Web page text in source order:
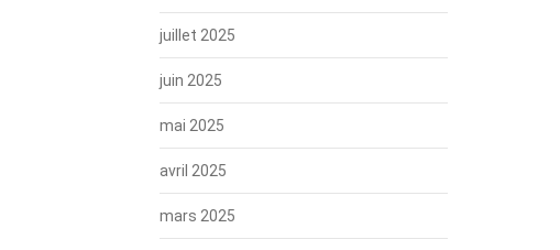
juillet 2025
juin 2025
mai 2025
avril 2025
mars 2025